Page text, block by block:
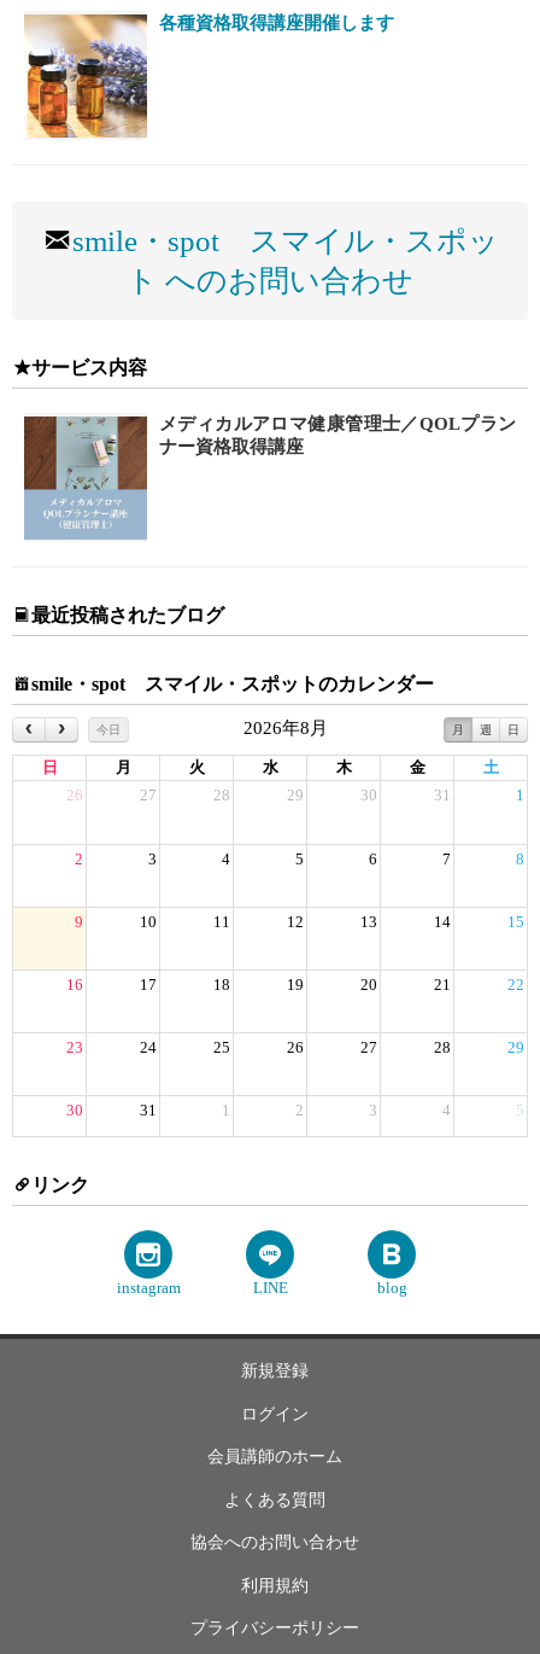
各種資格取得講座開催します
smile・spot スマイル・スポッ
ト へのお問い合わせ
サービス内容
メディカルアロマ健康管理士／QOLプラン
ナー資格取得講座
最近投稿されたブログ
smile・spot スマイル・スポットのカレンダー
今日 月 週 日
2026年8月
日 月 火 水 木 金
土
26
27 28 29 30 31 1
2 3 4 5 6 7 8
9 10 11 12 13 14 15
16 17 18 19 20 21 22
23 24 25 26 27 28 29
30 31 1 2 3 4 5
リンク
instagram LINE blog
新規登録
ログイン
会員講師のホーム
よくある質問
協会へのお問い合わせ
利用規約
プライバシーポリシー